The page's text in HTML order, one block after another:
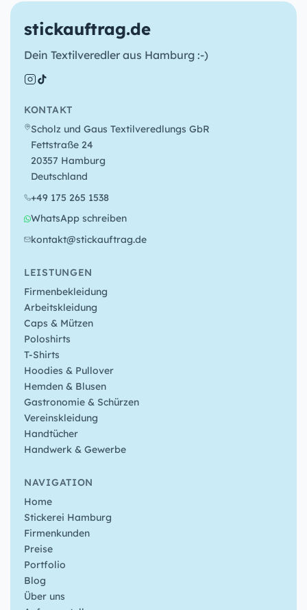
stickauftrag.de
Dein Textilveredler aus Hamburg :-)
KONTAKT
Scholz und Gaus Textilveredlungs GbR
Fettstraße 24
20357 Hamburg
Deutschland
+49 175 265 1538
WhatsApp schreiben
kontakt@stickauftrag.de
LEISTUNGEN
Firmenbekleidung
Arbeitskleidung
Caps & Mützen
Poloshirts
T-Shirts
Hoodies & Pullover
Hemden & Blusen
Gastronomie & Schürzen
Vereinskleidung
Handtücher
Handwerk & Gewerbe
NAVIGATION
Home
Stickerei Hamburg
Firmenkunden
Preise
Portfolio
Blog
Über uns